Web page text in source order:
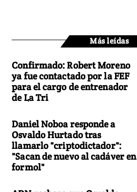
Más leídas
Confirmado: Robert Moreno
ya fue contactado por la FEF
para el cargo de entrenador
de La Tri
Daniel Noboa responde a
Osvaldo Hurtado tras
llamarlo "criptodictador":
"Sacan de nuevo al cadáver en
formol"